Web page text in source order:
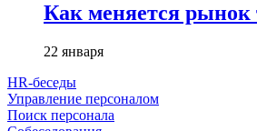
Как меняется рынок
22 января
HR-беседы
Управление персоналом
Поиск персонала